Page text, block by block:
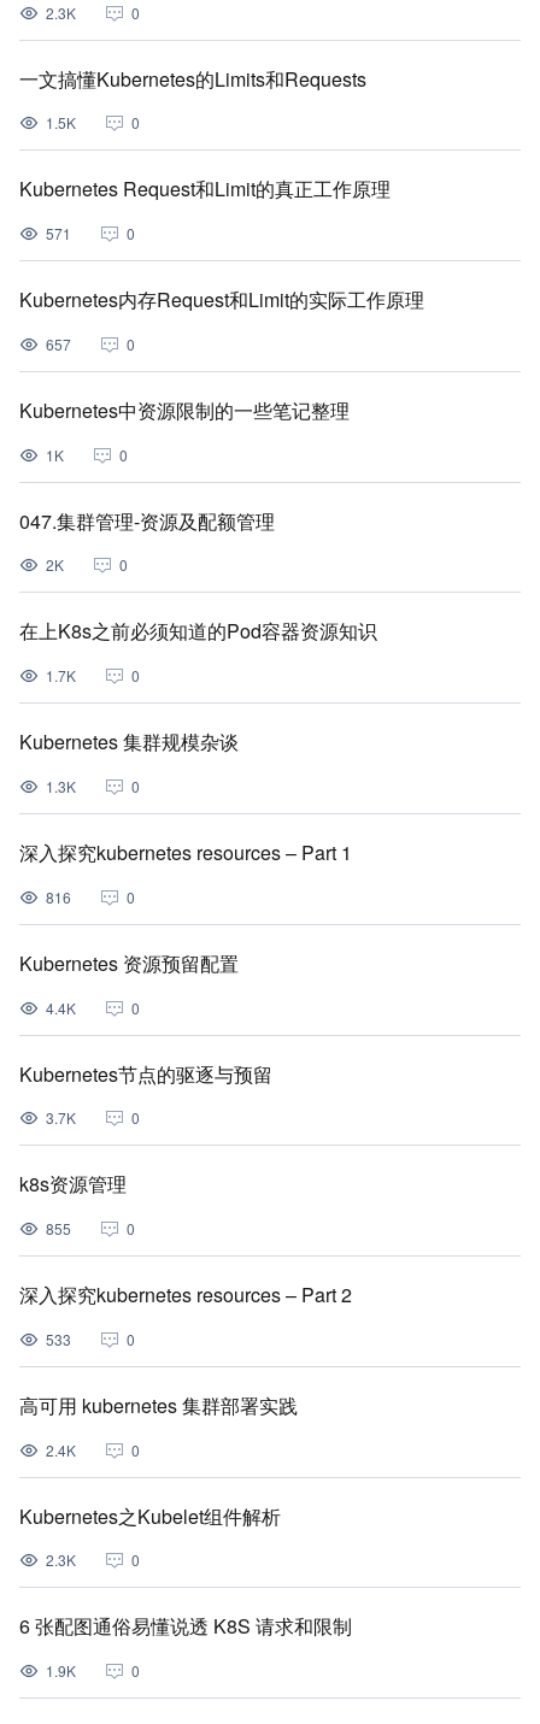
2.3K 0
一文搞懂Kubernetes的Limits和Requests
1.5K 0
Kubernetes Request和Limit的真正工作原理
571 0
Kubernetes内存Request和Limit的实际工作原理
657 0
Kubernetes中资源限制的一些笔记整理
1K 0
047.集群管理-资源及配额管理
2K 0
在上K8s之前必须知道的Pod容器资源知识
1.7K 0
Kubernetes 集群规模杂谈
1.3K 0
深入探究kubernetes resources – Part 1
816 0
Kubernetes 资源预留配置
4.4K 0
Kubernetes节点的驱逐与预留
3.7K 0
k8s资源管理
855 0
深入探究kubernetes resources – Part 2
533 0
高可用 kubernetes 集群部署实践
2.4K 0
Kubernetes之Kubelet组件解析
2.3K 0
6 张配图通俗易懂说透 K8S 请求和限制
1.9K 0